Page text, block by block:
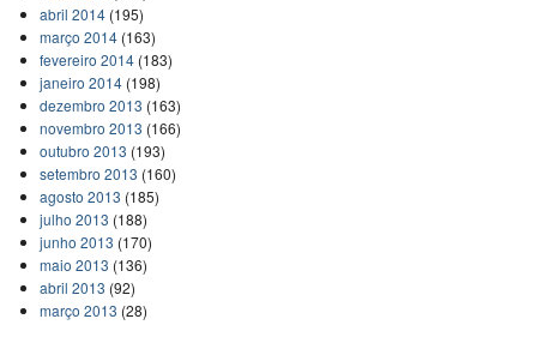
abril 2014(195)
março 2014(163)
fevereiro 2014(183)
janeiro 2014(198)
dezembro 2013 (163)
novembro 2013 (166)
outubro 2013 (193)
setembro 2013 (160)
agosto 2013 (185)
julho 2013 (188)
junho 2013 (170)
maio 2013 (136)
abril 2013 (92)
março 2013 (28)